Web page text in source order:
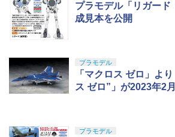
プラモデル「リガード
成見本を公開
プラモデル
「マクロス ゼロ」よ
ス ゼロ”」が2023年2
プラモデル